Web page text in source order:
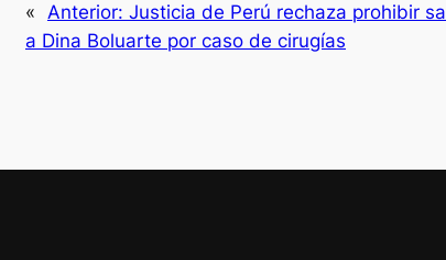
« Anterior: Justicia de Perú rechaza prohibir
a Dina Boluarte por caso de cirugías